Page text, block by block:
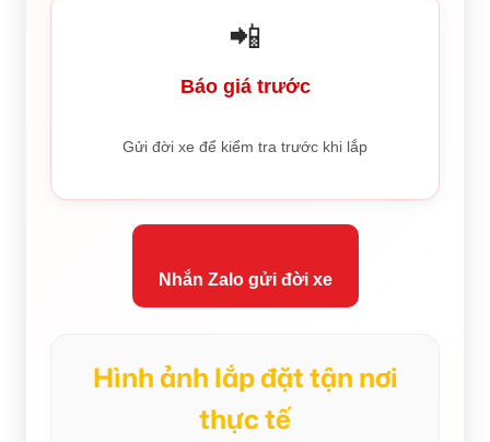
📲
Báo giá trước
Gửi đời xe để kiểm tra trước khi lắp
Nhắn Zalo gửi đời xe
Hình ảnh lắp đặt tận nơi
thực tế